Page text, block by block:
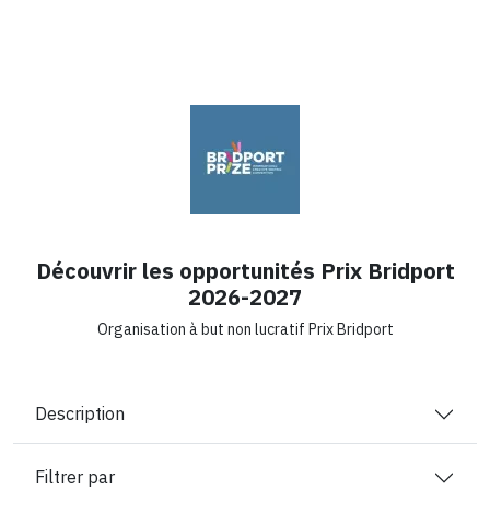
Découvrir les opportunités Prix ​​Bridport
2026-2027
Organisation à but non lucratif Prix ​​Bridport
Description
Filtrer par